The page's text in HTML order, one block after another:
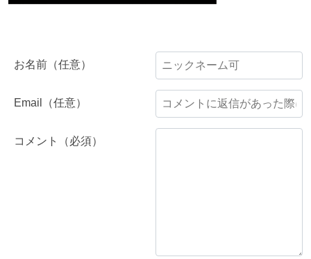
コメント（必須）
お名前（任意）
Email（任意）